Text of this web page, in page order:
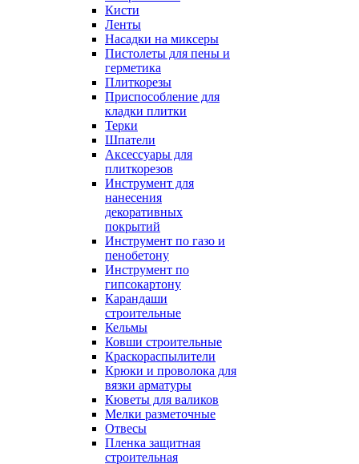
Кисти
Ленты
Насадки на миксеры
Пистолеты для пены и
герметика
Плиткорезы
Приспособление для
кладки плитки
Терки
Шпатели
Аксессуары для
плиткорезов
Инструмент для
нанесения
декоративных
покрытий
Инструмент по газо и
пенобетону
Инструмент по
гипсокартону
Карандаши
строительные
Кельмы
Ковши строительные
Краскораспылители
Крюки и проволока для
вязки арматуры
Кюветы для валиков
Мелки разметочные
Отвесы
Пленка защитная
строительная